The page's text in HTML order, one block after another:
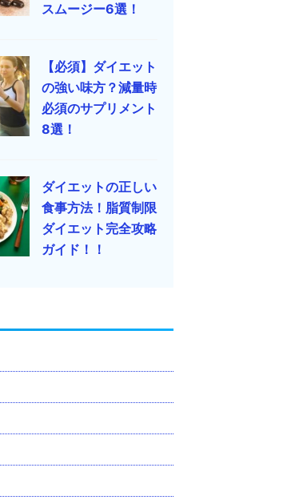
スムージー6選！
【必須】ダイエット
の強い味方？減量時
必須のサプリメント
8選！
ダイエットの正しい
食事方法！脂質制限
ダイエット完全攻略
ガイド！！